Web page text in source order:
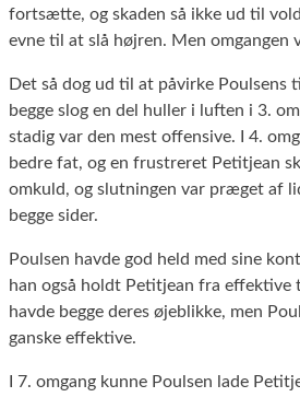
fortsætte, og skaden så ikke ud til
evne til at slå højren. Men omgangen
Det så dog ud til at påvirke Poulsens
begge slog en del huller i luften i 3.
stadig var den mest offensive. I 4.
bedre fat, og en frustreret Petitjean
omkuld, og slutningen var præget af
begge sider.
Poulsen havde god held med sine
han også holdt Petitjean fra effektive
havde begge deres øjeblikke, men
ganske effektive.
I 7. omgang kunne Poulsen lade